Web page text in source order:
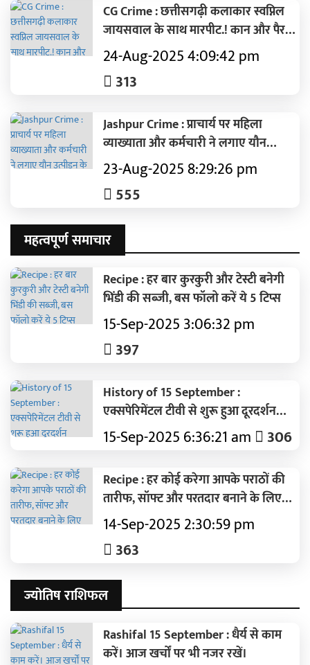
CG Crime : छत्तीसगढ़ी कलाकार स्वप्निल
जायसवाल के साथ मारपीट.! कान और पैर में
आई गंभीर चोट..पढ़ें पूरी ख़बर
24-Aug-2025 4:09:42 pm
313
Jashpur Crime : प्राचार्य पर महिला
व्याख्याता और कर्मचारी ने लगाए यौन
उत्पीड़न के आरोप..पुलिस ने किया
गिरफ्तार..पढ़ें पूरी समाचार
23-Aug-2025 8:29:26 pm
555
महत्वपूर्ण समाचार
Recipe : हर बार कुरकुरी और टेस्टी बनेगी
भिंडी की सब्जी, बस फॉलो करें ये 5 टिप्स
15-Sep-2025 3:06:32 pm
397
History of 15 September :
एक्सपेरिमेंटल टीवी से शुरू हुआ दूरदर्शन
रामायण-महाभारत से घर-घर पहुंचा..आज
देश का सबसे बड़ा ब्रॉडकास्टर
15-Sep-2025 6:36:21 am 306
Recipe : हर कोई करेगा आपके पराठों की
तारीफ, सॉफ्ट और परतदार बनाने के लिए
फॉलो करें ये 6 टिप्स
14-Sep-2025 2:30:59 pm
363
ज्योतिष राशिफल
Rashifal 15 September : धैर्य से काम
करें। आज खर्चों पर भी नजर रखें।